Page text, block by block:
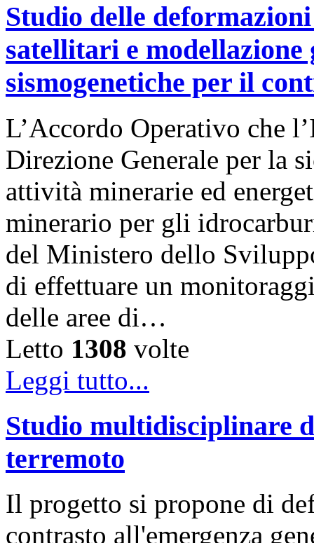
Studio delle
satellitari e modellazione
sismogenetiche per il
L’Accordo Operativo che
Direzione Generale per la
attività minerarie ed
minerario per gli
del Ministero dello
di effettuare un
delle aree di…
Letto 1308 volte
Leggi tutto...
Studio multidisciplinare
terremoto
Il progetto si propone di
contrasto all'emergenza